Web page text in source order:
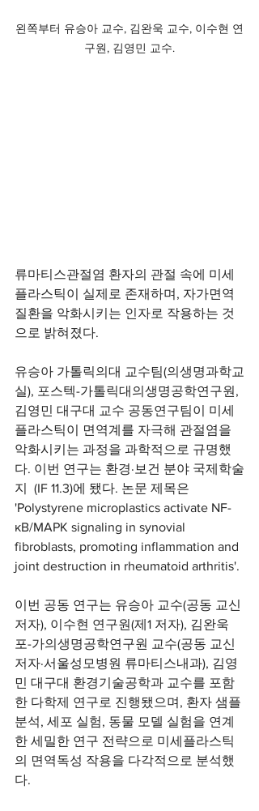
왼쪽부터 유승아 교수, 김완욱 교수, 이수현 연
구원, 김영민 교수.
류마티스관절염 환자의 관절 속에 미세
플라스틱이 실제로 존재하며, 자가면역
질환을 악화시키는 인자로 작용하는 것
으로 밝혀졌다.
유승아 가톨릭의대 교수팀(의생명과학교
실), 포스텍-가톨릭대의생명공학연구원,
김영민 대구대 교수 공동연구팀이 미세
플라스틱이 면역계를 자극해 관절염을
악화시키는 과정을 과학적으로 규명했
다. 이번 연구는 환경·보건 분야 국제학술
지  (IF 11.3)에 됐다. 논문 제목은
'Polystyrene microplastics activate NF-
κB/MAPK signaling in synovial
fibroblasts, promoting inflammation and
joint destruction in rheumatoid arthritis'.
이번 공동 연구는 유승아 교수(공동 교신
저자), 이수현 연구원(제1 저자), 김완욱
포-가의생명공학연구원 교수(공동 교신
저자·서울성모병원 류마티스내과), 김영
민 대구대 환경기술공학과 교수를 포함
한 다학제 연구로 진행됐으며, 환자 샘플
분석, 세포 실험, 동물 모델 실험을 연계
한 세밀한 연구 전략으로 미세플라스틱
의 면역독성 작용을 다각적으로 분석했
다.